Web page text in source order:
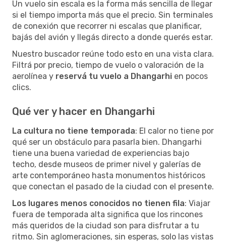
Un vuelo sin escala es la forma más sencilla de llegar
si el tiempo importa más que el precio. Sin terminales
de conexión que recorrer ni escalas que planificar,
bajás del avión y llegás directo a donde querés estar.
Nuestro buscador reúne todo esto en una vista clara.
Filtrá por precio, tiempo de vuelo o valoración de la
aerolínea y reservá tu vuelo a Dhangarhi en pocos
clics.
Qué ver y hacer en Dhangarhi
La cultura no tiene temporada: El calor no tiene por
qué ser un obstáculo para pasarla bien. Dhangarhi
tiene una buena variedad de experiencias bajo
techo, desde museos de primer nivel y galerías de
arte contemporáneo hasta monumentos históricos
que conectan el pasado de la ciudad con el presente.
Los lugares menos conocidos no tienen fila: Viajar
fuera de temporada alta significa que los rincones
más queridos de la ciudad son para disfrutar a tu
ritmo. Sin aglomeraciones, sin esperas, solo las vistas